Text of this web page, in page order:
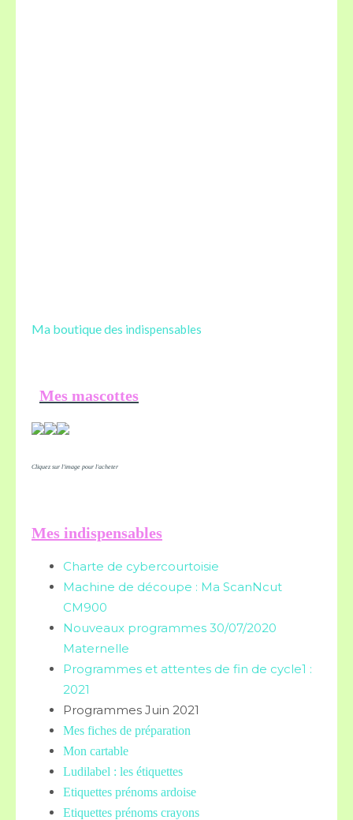
Ma boutique des indispensables
Mes mascottes
Cliquez sur l'image pour l'acheter
Mes indispensables
Charte de cybercourtoisie
Machine de découpe : Ma ScanNcut
CM900
Nouveaux programmes 30/07/2020
Maternelle
Programmes et attentes de fin de cycle1 :
2021
Programmes Juin 2021
Mes fiches de préparation
Mon cartable
Ludilabel : les étiquettes
Etiquettes prénoms ardoise
Etiquettes prénoms crayons